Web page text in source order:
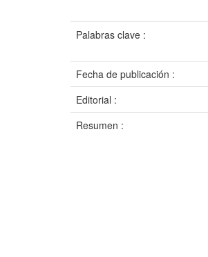
Palabras clave :
Fecha de publicación :
Editorial :
Resumen :